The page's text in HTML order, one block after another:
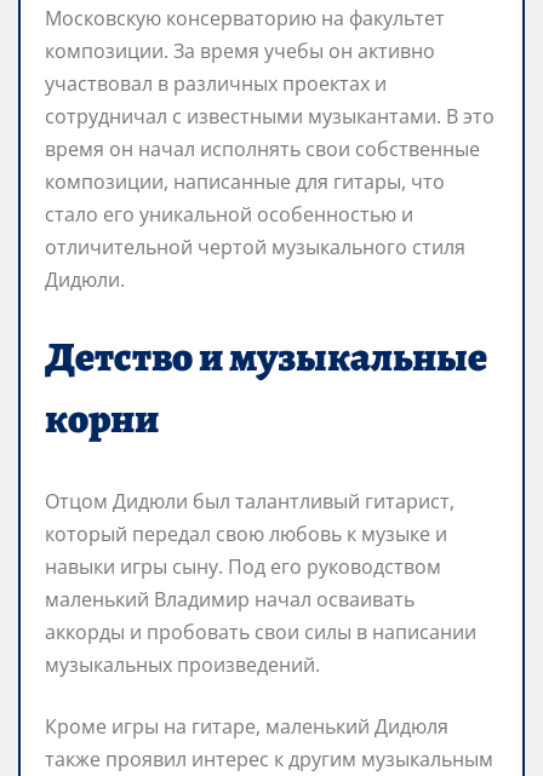
Московскую консерваторию на факультет
композиции. За время учебы он активно
участвовал в различных проектах и
сотрудничал с известными музыкантами. В это
время он начал исполнять свои собственные
композиции, написанные для гитары, что
стало его уникальной особенностью и
отличительной чертой музыкального стиля
Дидюли.
Детство и музыкальные
корни
Отцом Дидюли был талантливый гитарист,
который передал свою любовь к музыке и
навыки игры сыну. Под его руководством
маленький Владимир начал осваивать
аккорды и пробовать свои силы в написании
музыкальных произведений.
Кроме игры на гитаре, маленький Дидюля
также проявил интерес к другим музыкальным